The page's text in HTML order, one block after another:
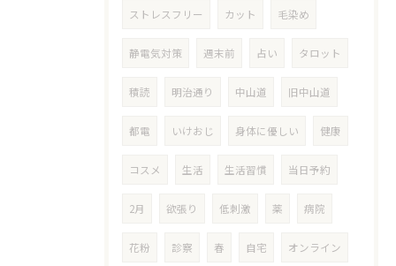
ストレスフリー カット 毛染め
静電気対策 週末前 占い タロット
積読 明治通り 中山道 旧中山道
都電 いけおじ 身体に優しい 健康
コスメ 生活 生活習慣 当日予約
2月 欲張り 低刺激 薬 病院
花粉 診察 春 自宅 オンライン